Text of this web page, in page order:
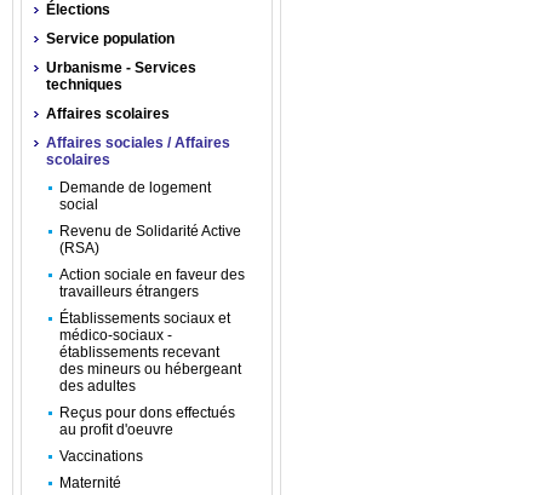
Élections
Service population
Urbanisme - Services
techniques
Affaires scolaires
Affaires sociales / Affaires
scolaires
Demande de logement
social
Revenu de Solidarité Active
(RSA)
Action sociale en faveur des
travailleurs étrangers
Établissements sociaux et
médico-sociaux -
établissements recevant
des mineurs ou hébergeant
des adultes
Reçus pour dons effectués
au profit d'oeuvre
Vaccinations
Maternité